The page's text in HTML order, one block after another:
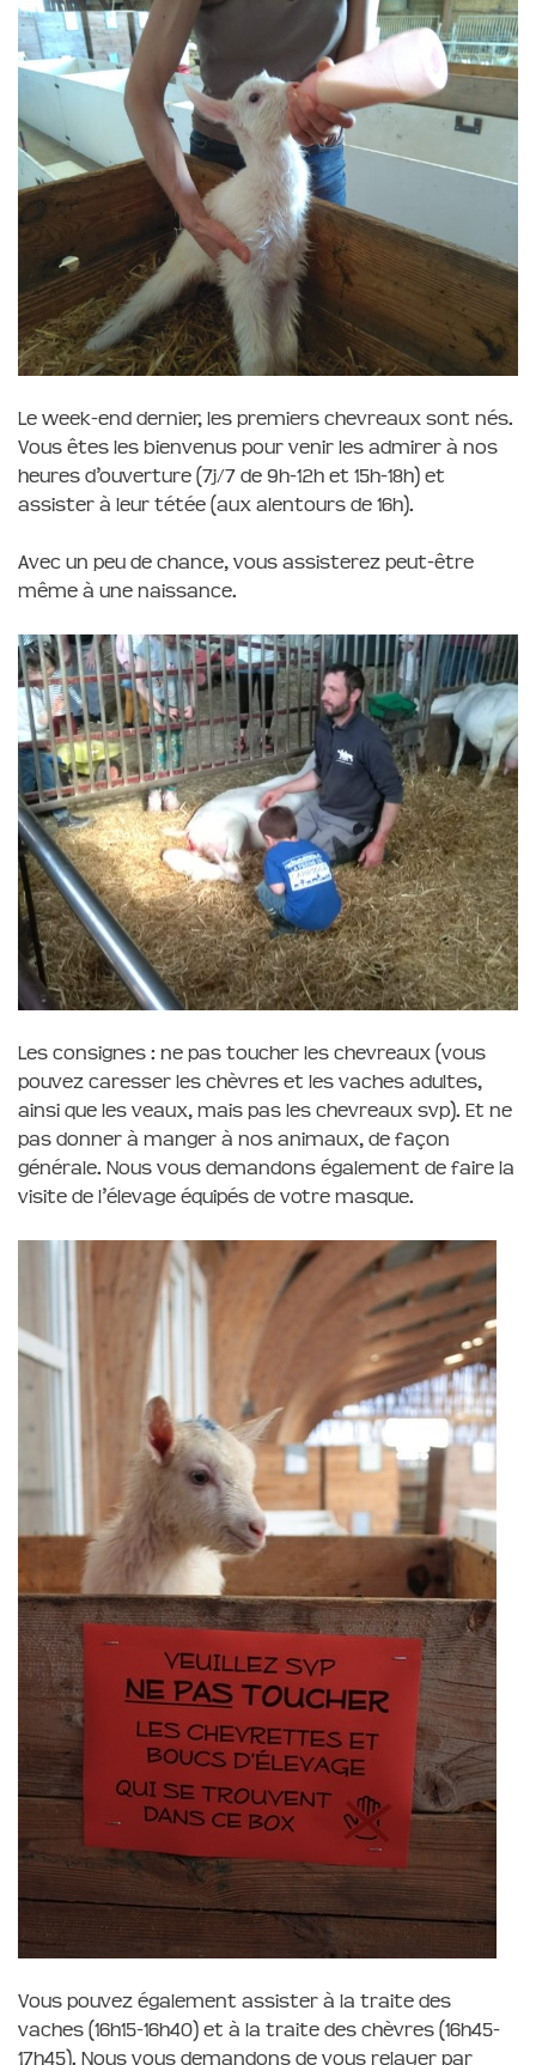
Le week-end dernier, les premiers chevreaux sont nés.
Vous êtes les bienvenus pour venir les admirer à nos
heures d’ouverture (7j/7 de 9h-12h et 15h-18h) et
assister à leur tétée (aux alentours de 16h).
Avec un peu de chance, vous assisterez peut-être
même à une naissance.
Les consignes : ne pas toucher les chevreaux (vous
pouvez caresser les chèvres et les vaches adultes,
ainsi que les veaux, mais pas les chevreaux svp). Et ne
pas donner à manger à nos animaux, de façon
générale. Nous vous demandons également de faire la
visite de l’élevage équipés de votre masque.
Vous pouvez également assister à la traite des
vaches (16h15-16h40) et à la traite des chèvres (16h45-
17h45). Nous vous demandons de vous relayer par